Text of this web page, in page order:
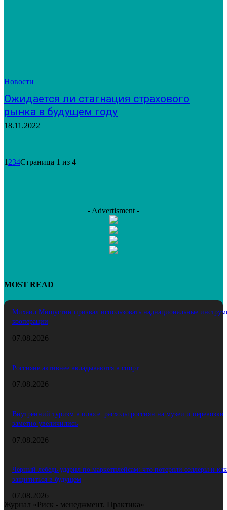
Новости
Ожидается ли стагнация страхового
рынка в будущем году
18.11.2022
1 234Страница 1 из 4
- Advertisment -
MOST READ
Михаил Мишустин призвал использовать наднациональные
кооперации
07.08.2026
Россияне активнее вкладываются в спорт
07.08.2026
Внутренний туризм в плюсе: расходы россиян на музеи и перевозки
заметно увеличились
07.08.2026
Черный лебедь ударил по маркетплейсам: что потеряли селлеры и как
защититься в будущем
07.08.2026
Журнал «Риск - менеджмент. Практика»